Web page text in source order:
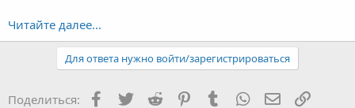
Читайте далее...
Для ответа нужно войти/зарегистрироваться
Поделиться: Facebook
TwitterReddit PinterestTumblr WhatsApp Ссылка